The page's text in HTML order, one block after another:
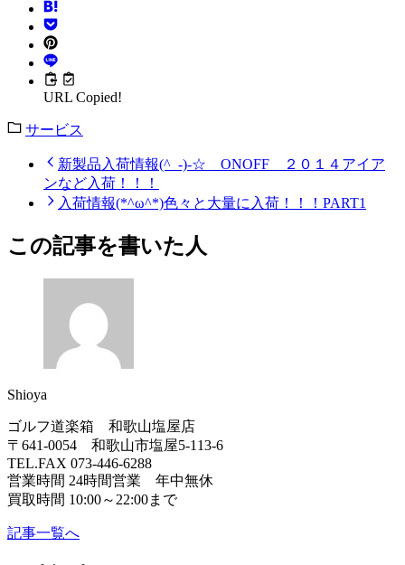
URL Copied!
サービス
新製品入荷情報(^_-)-☆ ONOFF ２０１４アイア
ンなど入荷！！！
入荷情報(*^ω^*)色々と大量に入荷！！！PART1
この記事を書いた人
Shioya
ゴルフ道楽箱 和歌山塩屋店
〒641-0054 和歌山市塩屋5-113-6
TEL.FAX 073-446-6288
営業時間 24時間営業 年中無休
買取時間 10:00～22:00まで
記事一覧へ